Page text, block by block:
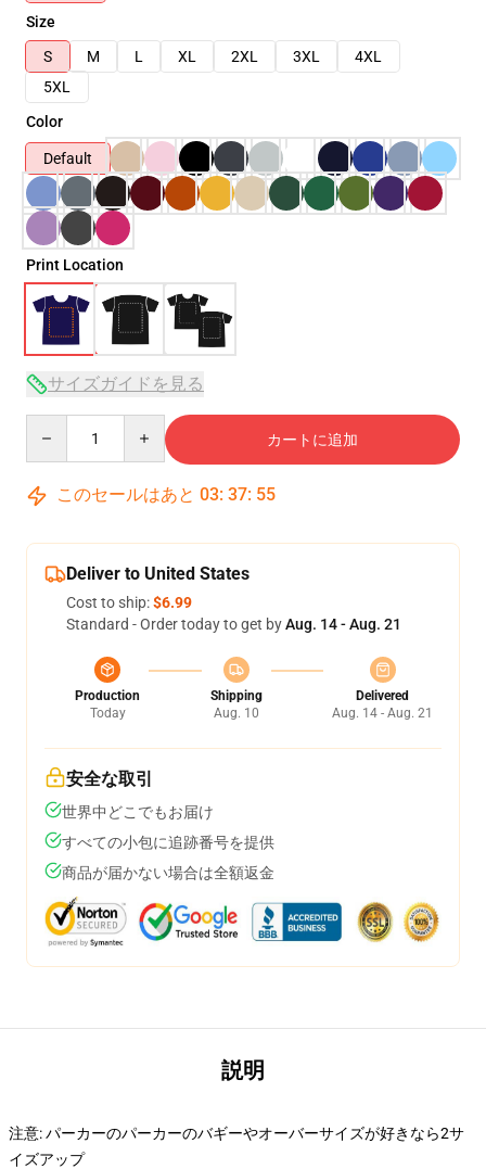
Size
S
M L XL 2XL 3XL
4XL
5XL
Color
Default
Print Location
サイズガイドを見る
カートに追加
このセールはあと 03: 37: 54
Deliver to United States
Cost to ship:$6.99
Standard - Order today to get byAug. 14 - Aug. 21
Production
Today
Shipping
Aug. 10
Delivered
Aug. 14 - Aug. 21
安全な取引
世界中どこでもお届け
すべての小包に追跡番号を提供
商品が届かない場合は全額返金
説明
注意: パーカーのパーカーのバギーやオーバーサイズが好きなら2サ
イズアップ